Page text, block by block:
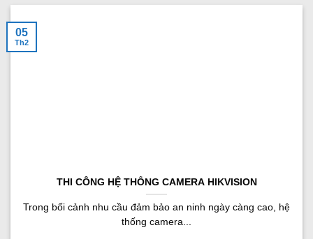
THI CÔNG HỆ THỐNG CAMERA HIKVISION
Trong bối cảnh nhu cầu đảm bảo an ninh ngày càng cao, hệ
thống camera...
05
Th2